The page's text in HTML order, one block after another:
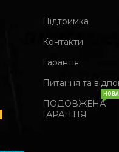
Підтримка
Контакти
Гарантія
Питання та
ПОДОВЖЕНА
ГАРАНТІЯ